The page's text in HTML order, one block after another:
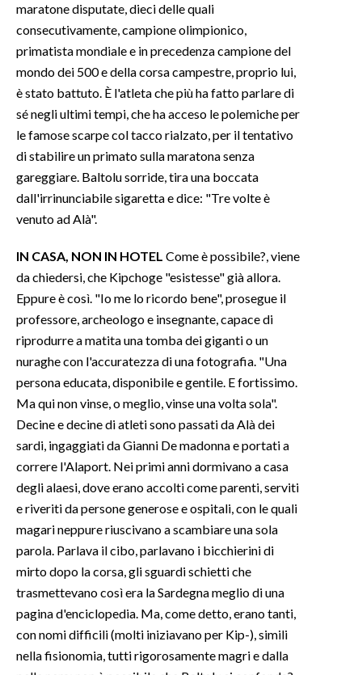
maratone disputate, dieci delle quali
consecutivamente, campione olimpionico,
primatista mondiale e in precedenza campione del
mondo dei 500 e della corsa campestre, proprio lui,
è stato battuto. È l'atleta che più ha fatto parlare di
sé negli ultimi tempi, che ha acceso le polemiche per
le famose scarpe col tacco rialzato, per il tentativo
di stabilire un primato sulla maratona senza
gareggiare. Baltolu sorride, tira una boccata
dall'irrinunciabile sigaretta e dice: "Tre volte è
venuto ad Alà".
IN CASA, NON IN HOTEL Come è possibile?, viene
da chiedersi, che Kipchoge "esistesse" già allora.
Eppure è così. "Io me lo ricordo bene", prosegue il
professore, archeologo e insegnante, capace di
riprodurre a matita una tomba dei giganti o un
nuraghe con l'accuratezza di una fotografia. "Una
persona educata, disponibile e gentile. E fortissimo.
Ma qui non vinse, o meglio, vinse una volta sola".
Decine e decine di atleti sono passati da Alà dei
sardi, ingaggiati da Gianni De madonna e portati a
correre l'Alaport. Nei primi anni dormivano a casa
degli alaesi, dove erano accolti come parenti, serviti
e riveriti da persone generose e ospitali, con le quali
magari neppure riuscivano a scambiare una sola
parola. Parlava il cibo, parlavano i bicchierini di
mirto dopo la corsa, gli sguardi schietti che
trasmettevano così era la Sardegna meglio di una
pagina d'enciclopedia. Ma, come detto, erano tanti,
con nomi difficili (molti iniziavano per Kip-), simili
nella fisionomia, tutti rigorosamente magri e dalla